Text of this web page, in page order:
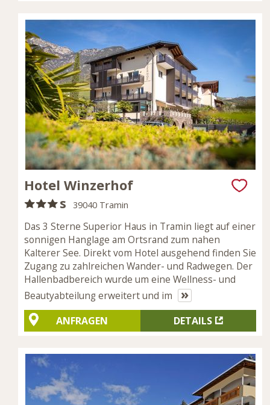
Hotel Winzerhof
s
39040 Tramin
Das 3 Sterne Superior Haus in Tramin liegt auf einer
sonnigen Hanglage am Ortsrand zum nahen
Kalterer See. Direkt vom Hotel ausgehend finden Sie
Zugang zu zahlreichen Wander- und Radwegen. Der
Hallenbadbereich wurde um eine Wellness- und
Beautyabteilung erweitert und im
»
DETAILS
ANFRAGEN